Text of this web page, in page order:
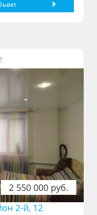
2 550 000 руб.
2-й, 12